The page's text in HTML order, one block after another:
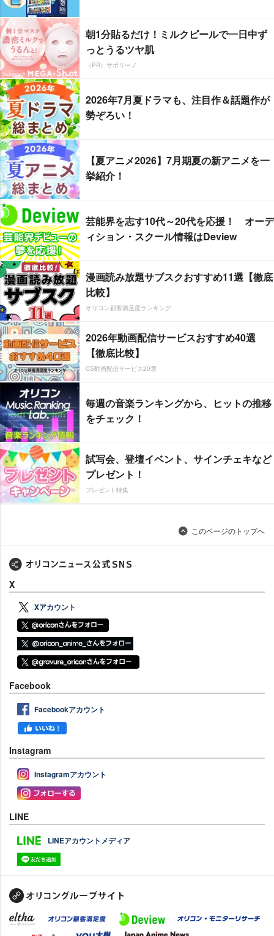
朝1分貼るだけ！ミルクピールで一日中ず
っとうるツヤ肌
（PR）サボリーノ
2026年7月夏ドラマも、注目作＆話題作が
勢ぞろい！
【夏アニメ2026】7月期夏の新アニメを一
挙紹介！
芸能界を志す10代～20代を応援！ オーデ
ィション・スクール情報はDeview
漫画読み放題サブスクおすすめ11選【徹底
比較】
オリコン顧客満足度ランキング
2026年動画配信サービスおすすめ40選
【徹底比較】
CS動画配信サービス20選
毎週の音楽ランキングから、ヒットの推移
をチェック！
試写会、登壇イベント、サインチェキなど
プレゼント！
プレゼント特集
このページのトップへ
X
Xアカウント
Facebook
Facebookアカウント
Instagram
Instagramアカウント
LINE
LINEアカウントメディア